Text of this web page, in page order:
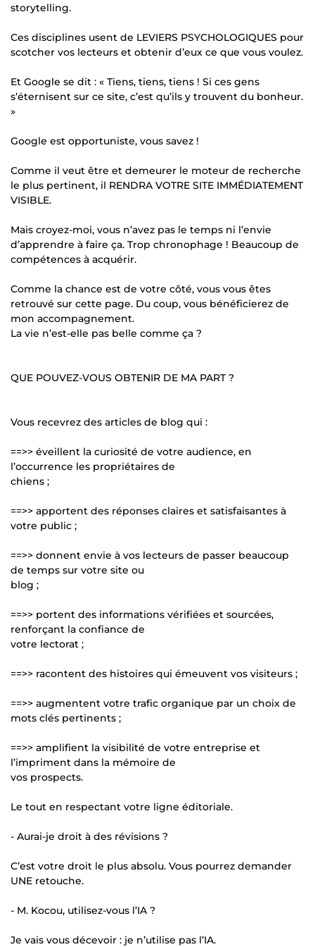
storytelling.
Ces disciplines usent de LEVIERS PSYCHOLOGIQUES pour
scotcher vos lecteurs et obtenir d’eux ce que vous voulez.
Et Google se dit : « Tiens, tiens, tiens ! Si ces gens
s’éternisent sur ce site, c’est qu’ils y trouvent du bonheur.
»
Google est opportuniste, vous savez !
Comme il veut être et demeurer le moteur de recherche
le plus pertinent, il RENDRA VOTRE SITE IMMÉDIATEMENT
VISIBLE.
Mais croyez-moi, vous n’avez pas le temps ni l’envie
d’apprendre à faire ça. Trop chronophage ! Beaucoup de
compétences à acquérir.
Comme la chance est de votre côté, vous vous êtes
retrouvé sur cette page. Du coup, vous bénéficierez de
mon accompagnement.
La vie n’est-elle pas belle comme ça ?
QUE POUVEZ-VOUS OBTENIR DE MA PART ?
Vous recevrez des articles de blog qui :
==>> éveillent la curiosité de votre audience, en
l’occurrence les propriétaires de
chiens ;
==>> apportent des réponses claires et satisfaisantes à
votre public ;
==>> donnent envie à vos lecteurs de passer beaucoup
de temps sur votre site ou
blog ;
==>> portent des informations vérifiées et sourcées,
renforçant la confiance de
votre lectorat ;
==>> racontent des histoires qui émeuvent vos visiteurs ;
==>> augmentent votre trafic organique par un choix de
mots clés pertinents ;
==>> amplifient la visibilité de votre entreprise et
l’impriment dans la mémoire de
vos prospects.
Le tout en respectant votre ligne éditoriale.
- Aurai-je droit à des révisions ?
C’est votre droit le plus absolu. Vous pourrez demander
UNE retouche.
- M. Kocou, utilisez-vous l’IA ?
Je vais vous décevoir : je n’utilise pas l’IA.